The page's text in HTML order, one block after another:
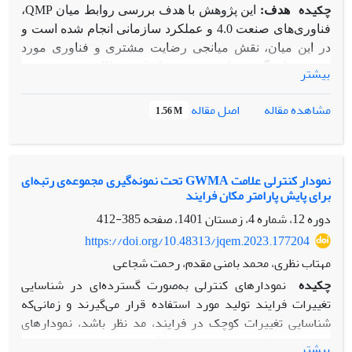
چکیده هدف: این پژوهش با هدف بررسی روابط میان QMP،
فناوری‌های صنعت 4.0 و عملکرد سازمانی انجام شده است و
در این میان، نقش میانجی رضایت مشتری و فناوری مورد
اثرگذاری ترکیب کیفیت و فناوری بر ارتقای عملکرد سازمانی
در شرکت‌های تولیدی ایران بوده است
آماری شامل کارکنان شرکت‌های تولیدی ایران بوده و داده‌ها
است. ابزار پژوهش دارای پنج متغیر اصلی، چهارده مولفه
فرعی و چهل‌وپنج شاخص بوده است.
تاثیر مستقیم و معناداری
بر رضایت مشتری و عملکرد سازمانی دارند. همچنین، فناوری
صنعت 4.0 و رضایت مشتری نقش میانجی موثری در این روابط ایفا
کرده‌اند. تحلیل شبکه عصبی نیز بیان کرده است که رضایت
مشتری، مدیریت فرآیند و داده‌محوری بیشترین اهمیت را در
بیشتر
مشاهده مقاله
اصل مقاله 1.56 M
نمودار کنترلی علامت GWMA تحت نمونه‌گیری مجموعه‌ی رتبه‌ای
برای پایش پارامتر مکان فرایند
دوره 12، شماره 4، زمستان 1401، صفحه
385-412
https://doi.org/10.48313/jqem.2023.177204
مهتاب نظری، محمد بامنی مقدم، رحمت شجاعی
چکیده نمودارهای کنترلی به‌صورت گسترده‌ای در شناسایی
تغییرات فرایند تولید مورد استفاده قرار می‌گیرند و زمانی‌که
شناسایی تغییرات کوچک در فرایند، مد نظر باشد، نمودارهای
کنترلی غیرشوهارتی مانند میانگین متحرک موزون نمایی